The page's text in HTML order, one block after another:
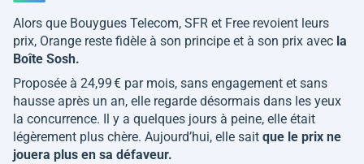
Alors que Bouygues Telecom, SFR et Free revoient leurs
prix, Orange reste fidèle à son principe et à son prix avec la
Boîte Sosh.
Proposée à 24,99 € par mois, sans engagement et sans
hausse après un an, elle regarde désormais dans les yeux
la concurrence. Il y a quelques jours à peine, elle était
légèrement plus chère. Aujourd’hui, elle sait que le prix ne
jouera plus en sa défaveur.